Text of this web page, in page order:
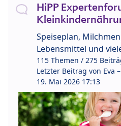
HiPP
Speiseplan,
Lebensmittel und
115 Themen / 275
Letzter Beitrag von Eva
19. Mai 2026 17:13